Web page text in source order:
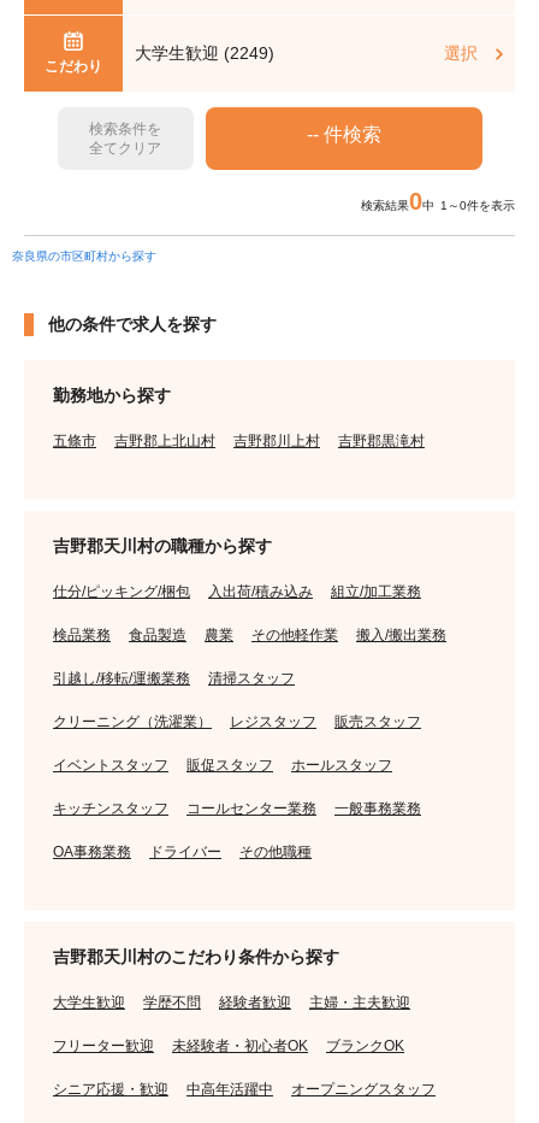
こだわり
大学生歓迎 (2249) 選択
検索条件を
全てクリア
検索結果0中 1～0件を表示
奈良県の市区町村から探す
他の条件で求人を探す
勤務地から探す
五條市 吉野郡上北山村 吉野郡川上村 吉野郡黒滝村
吉野郡天川村の職種から探す
仕分/ピッキング/梱包 入出荷/積み込み 組立/加工業務
検品業務 食品製造 農業 その他軽作業 搬入/搬出業務
引越し/移転/運搬業務 清掃スタッフ
クリーニング（洗濯業） レジスタッフ 販売スタッフ
イベントスタッフ 販促スタッフ ホールスタッフ
キッチンスタッフ コールセンター業務 一般事務業務
OA事務業務 ドライバー その他職種
吉野郡天川村のこだわり条件から探す
大学生歓迎 学歴不問 経験者歓迎 主婦・主夫歓迎
フリーター歓迎 未経験者・初心者OK ブランクOK
シニア応援・歓迎 中高年活躍中 オープニングスタッフ